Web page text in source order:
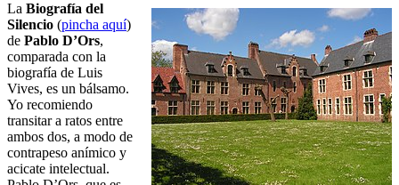
La Biografía del
Silencio (pincha aquí)
de Pablo D’Ors,
comparada con la
biografía de Luis
Vives, es un bálsamo.
Yo recomiendo
transitar a ratos entre
ambos dos, a modo de
contrapeso anímico y
acicate intelectual.